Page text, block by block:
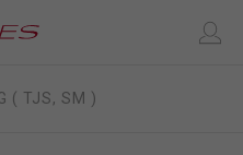
TG ( TJS, SM )